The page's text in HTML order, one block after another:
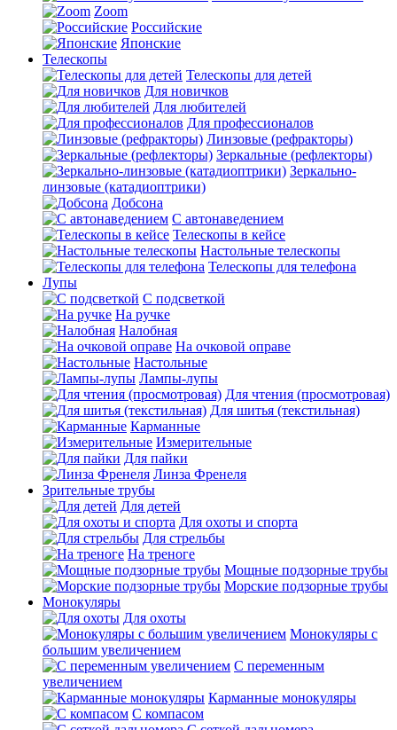
Zoom
Российские
Японские
Телескопы
Телескопы для детей
Для новичков
Для любителей
Для профессионалов
Линзовые (рефракторы)
Зеркальные (рефлекторы)
Зеркально-
линзовые (катадиоптрики)
Добсона
С автонаведением
Телескопы в кейсе
Настольные телескопы
Телескопы для телефона
Лупы
С подсветкой
На ручке
Налобная
На очковой оправе
Настольные
Лампы-лупы
Для чтения (просмотровая)
Для шитья (текстильная)
Карманные
Измерительные
Для пайки
Линза Френеля
Зрительные трубы
Для детей
Для охоты и спорта
Для стрельбы
На треноге
Мощные подзорные трубы
Морские подзорные трубы
Монокуляры
Для охоты
Монокуляры с
большим увеличением
С переменным
увеличением
Карманные монокуляры
С компасом